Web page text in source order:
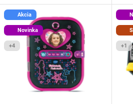
Akcia
Novinka
+4 +1